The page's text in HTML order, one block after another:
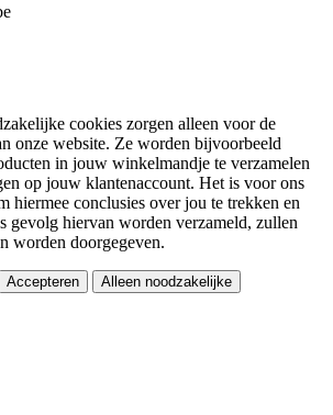
cookies zorgen alleen voor de
onze website. Ze worden bijvoorbeeld
in jouw winkelmandje te verzamelen
op jouw klantenaccount. Het is voor ons
hiermee conclusies over jou te trekken en
gevolg hiervan worden verzameld, zullen
worden doorgegeven.
Accepteren Alleen noodzakelijke